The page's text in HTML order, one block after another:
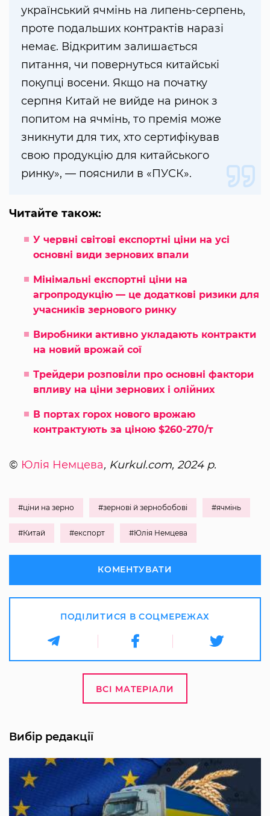
український ячмінь на липень-серпень,
проте подальших контрактів наразі
немає. Відкритим залишається
питання, чи повернуться китайські
покупці восени. Якщо на початку
серпня Китай не вийде на ринок з
попитом на ячмінь, то премія може
зникнути для тих, хто сертифікував
свою продукцію для китайського
ринку», — пояснили в «ПУСК».
Читайте також:
У червні світові експортні ціни на усі
основні види зернових впали
Мінімальні експортні ціни на
агропродукцію — це додаткові ризики для
учасників зернового ринку
Виробники активно укладають контракти
на новий врожай сої
Трейдери розповіли про основні фактори
впливу на ціни зернових і олійних
В портах горох нового врожаю
контрактують за ціною $260-270/т
© Юлія Немцева, Kurkul.com, 2024 р.
#ціни на зерно #зернові й зернобобові #ячмінь
#Китай #експорт #Юлія Немцева
КОМЕНТУВАТИ
ПОДІЛИТИСЯ В СОЦМЕРЕЖАХ
ВСІ МАТЕРІАЛИ
Вибір редакції